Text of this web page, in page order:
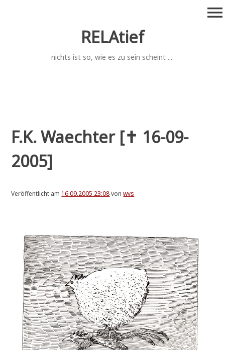
RELAtief
nichts ist so, wie es zu sein scheint ....
menu
F.K. Waechter [✝ 16-09-
2005]
Veröffentlicht am 16.09.2005 23:08vonwvs